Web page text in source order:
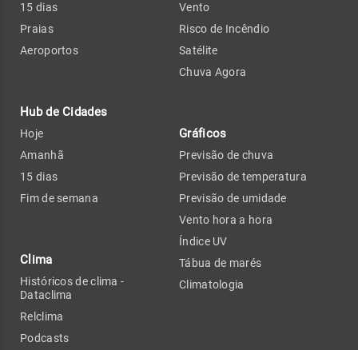
15 dias
Praias
Aeroportos
Hub de Cidades
Hoje
Amanhã
15 dias
Fim de semana
Clima
Históricos de clima -
Dataclima
Relclima
Podcasts
Vento
Risco de Incêndio
Satélite
Chuva Agora
Gráficos
Previsão de chuva
Previsão de temperatura
Previsão de umidade
Vento hora a hora
Índice UV
Tábua de marés
Climatologia